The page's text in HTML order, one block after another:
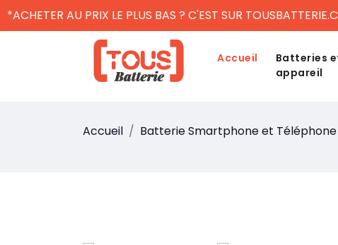
*ACHETER AU PRIX LE PLUS BAS ? C'EST SUR
Accueil
Batteries
appareil
Accueil Batterie Smartphone et Téléphone